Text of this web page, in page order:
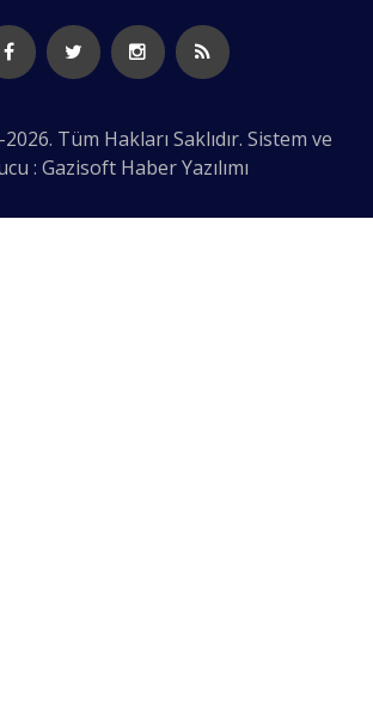
Tüm Hakları Saklıdır. Sistem ve
: Gazisoft Haber Yazılımı